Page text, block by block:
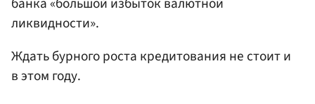
ликвидности».
Ждать бурного роста кредитования не стоит и
в этом году.